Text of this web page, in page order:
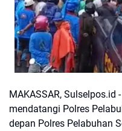
MAKASSAR,
mendatangi Polres
depan Polres Pelabuhan